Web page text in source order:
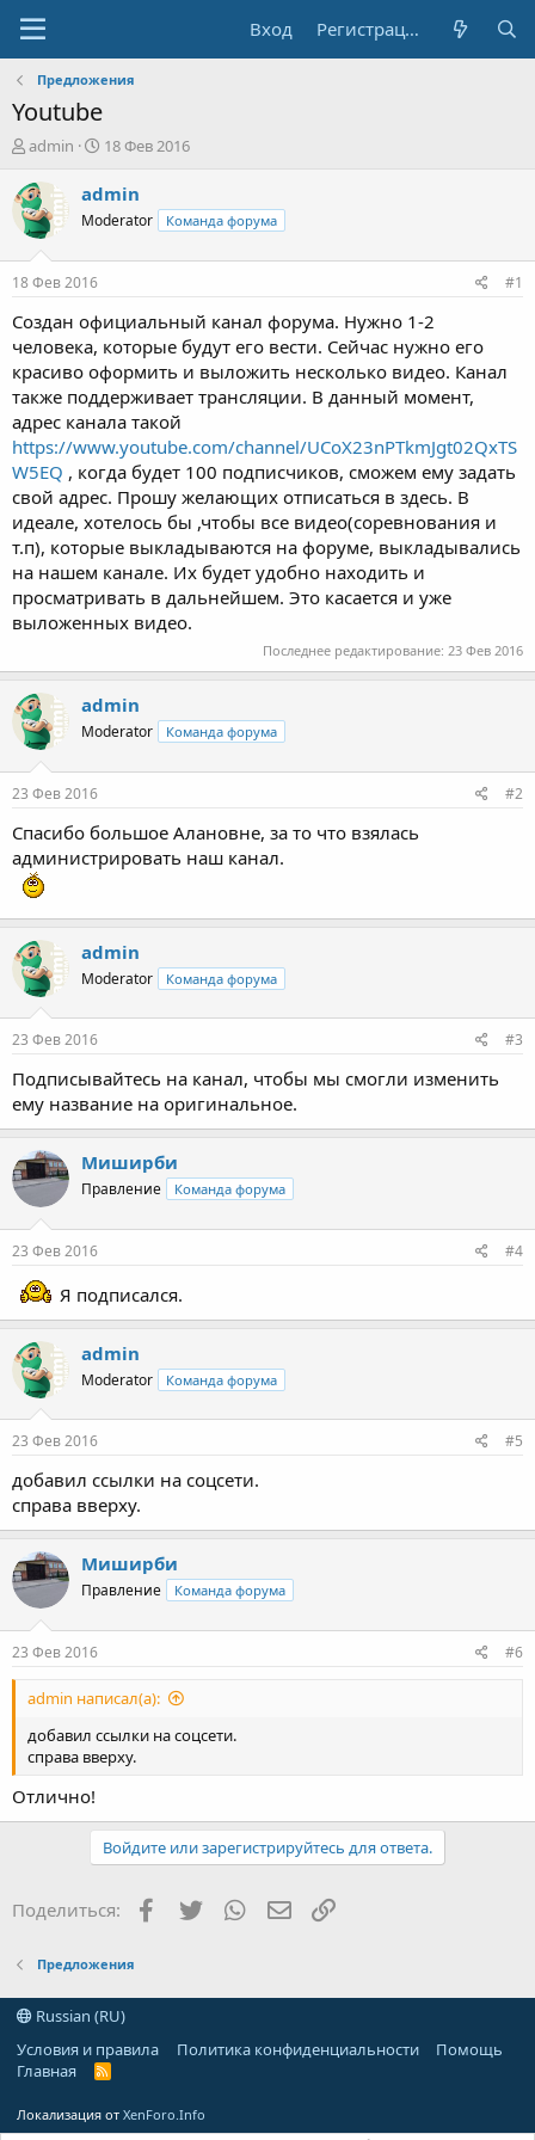
Вход Регистрация
Предложения
Youtube
А
т
о
р
е
м
ы
admin
Д
т
а
н
л
18 Фев 2016
admin
Moderator Команда форума
18 Фев 2016 #1
Создан официальный канал форума. Нужно 1-2
человека, которые будут его вести. Сейчас нужно его
красиво оформить и выложить несколько видео. Канал
также поддерживает трансляции. В данный момент,
адрес канала такой
https://www.youtube.com/channel/UCoX23nPTkmJgt02QxTS
W5EQ , когда будет 100 подписчиков, сможем ему задать
свой адрес. Прошу желающих отписаться в здесь. В
идеале, хотелось бы ,чтобы все видео(соревнования и
т.п), которые выкладываются на форуме, выкладывались
на нашем канале. Их будет удобно находить и
просматривать в дальнейшем. Это касается и уже
выложенных видео.
Последнее редактирование: 23 Фев 2016
admin
Moderator Команда форума
23 Фев 2016 #2
Спасибо большое Алановне, за то что взялась
администрировать наш канал.
admin
Moderator Команда форума
23 Фев 2016 #3
Подписывайтесь на канал, чтобы мы смогли изменить
ему название на оригинальное.
Миширби
Правление Команда форума
23 Фев 2016 #4
Я подписался.
admin
Moderator Команда форума
23 Фев 2016 #5
добавил ссылки на соцсети.
справа вверху.
Миширби
Правление Команда форума
23 Фев 2016 #6
admin написал(а):
добавил ссылки на соцсети.
справа вверху.
Отлично!
Войдите или зарегистрируйтесь для ответа.
Поделиться: Facebook
Twitter WhatsAppЭлектронная почта
Предложения
Russian (RU)
Условия и правила
Политика конфиденциальности
Помощь
Главная
R
Локализация от XenForo.Info